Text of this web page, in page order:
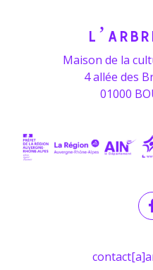
Maison de la
4 allée des
01000